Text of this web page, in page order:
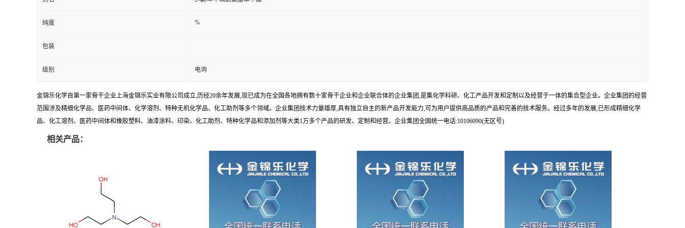
纯度 %
包装
级别 电询
金锦乐化学自第一家骨干企业上海金锦乐实业有限公司成立,历经20余年发展,现已成为在全国各地拥有数十家骨干企业和企业联合体的企业集团,是集化学科研、化工产品开发和定制以及经营于一体的集合型企业。企业集团的经营
范围涉及精细化学品、医药中间体、化学溶剂、特种无机化学品、化工助剂等多个领域。企业集团技术力量雄厚,具有独立自主的新产品开发能力,可为用户提供高品质的产品和完善的技术服务。经过多年的发展,已形成精细化学
品、化工溶剂、医药中间体和橡胶塑料、油漆涂料、印染、化工助剂、特种化学品和添加剂等大类1万多个产品的研发、定制和经营。企业集团全国统一电话:10106090(无区号)
相关产品：